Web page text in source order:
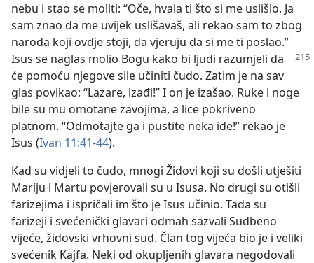
nebu i stao se moliti: “Oče, hvala ti što si me uslišio. Ja
sam znao da me uvijek uslišavaš, ali rekao sam to zbog
naroda koji ovdje stoji, da vjeruju da si me ti poslao.”
Isus se naglas molio Bogu kako bi ljudi razumjeli da
će pomoću njegove sile učiniti čudo. Zatim je na sav
glas povikao: “Lazare, izađi!” I on je izašao. Ruke i noge
bile su mu omotane zavojima, a lice pokriveno
platnom. “Odmotajte ga i pustite neka ide!” rekao je
Isus (Ivan 11:41-44).
Kad su vidjeli to čudo, mnogi Židovi koji su došli utješiti
Mariju i Martu povjerovali su u Isusa. No drugi su otišli
farizejima i ispričali im što je Isus učinio. Tada su
farizeji i svećenički glavari odmah sazvali Sudbeno
vijeće, židovski vrhovni sud. Član tog vijeća bio je i veliki
svećenik Kajfa. Neki od okupljenih glavara negodovali